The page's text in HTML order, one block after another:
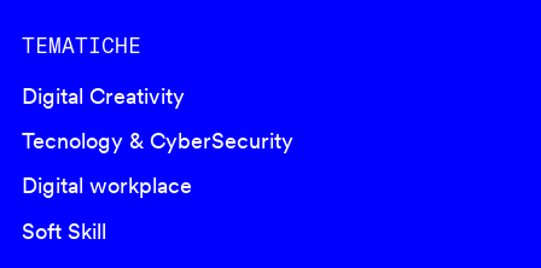
TEMATICHE
Digital Creativity
Tecnology & CyberSecurity
Digital workplace
Soft Skill